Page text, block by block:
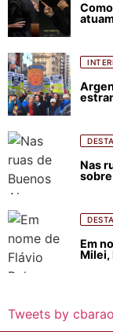
Nas
Em
Milei,
Tweets by